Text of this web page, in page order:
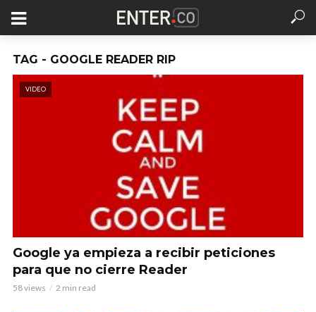
TAG - GOOGLE READER RIP
VIDEO
Google ya empieza a recibir peticiones
para que no cierre Reader
58 views 2 min read